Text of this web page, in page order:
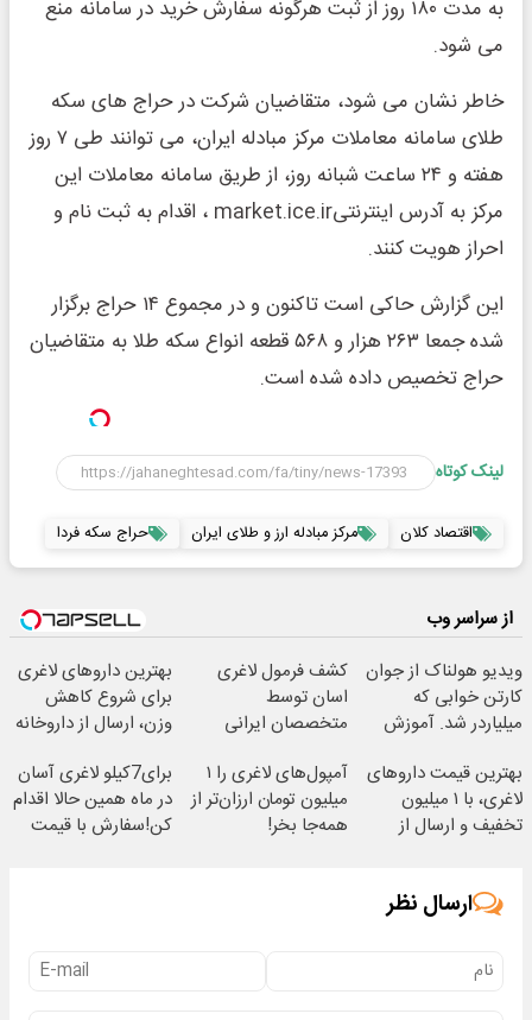
به مدت ۱۸۰ روز از ثبت هرگونه سفارش خرید در سامانه منع
می شود.
خاطر نشان می شود، متقاضیان شرکت در حراج های سکه
طلای سامانه معاملات مرکز مبادله ایران، می توانند طی ۷ روز
هفته و ۲۴ ساعت شبانه روز، از طریق سامانه معاملات این
مرکز به آدرس اینترنتیmarket.ice.ir ، اقدام به ثبت نام و
احراز هویت کنند.
این گزارش حاکی است تاکنون و در مجموع ۱۴ حراج برگزار
شده جمعا ۲۶۳ هزار و ۵۶۸ قطعه انواع سکه طلا به متقاضیان
حراج تخصیص داده شده است.
لینک کوتاه
اقتصاد کلان مرکز مبادله ارز و طلای ایران حراج سکه فردا
از سراسر وب
ویدیو هولناک از جوان
کارتن خوابی که
میلیاردر شد. آموزش
کشف فرمول لاغری
اسان توسط
متخصصان ایرانی
بهترین داروهای لاغری
برای شروع کاهش
وزن، ارسال از داروخانه
بهترین قیمت داروهای
لاغری، با ۱ میلیون
تخفیف و ارسال از
آمپول‌های لاغری را ۱
میلیون تومان ارزان‌تر از
همه‌جا بخر!
برای7کیلو لاغری آسان
در ماه همین حالا اقدام
کن!سفارش با قیمت
ارسال نظر